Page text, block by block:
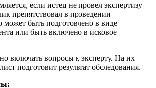
если истец не провел экспертизу
препятствовал в проведении
может быть подготовлено в виде
или быть включено в исковое
включать вопросы к эксперту. На их
подготовит результат обследования.